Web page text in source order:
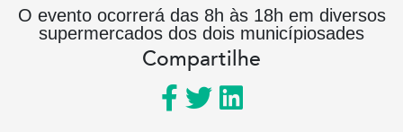
O evento ocorrerá das 8h às 18h em diversos
supermercados dos dois municípiosades
Compartilhe